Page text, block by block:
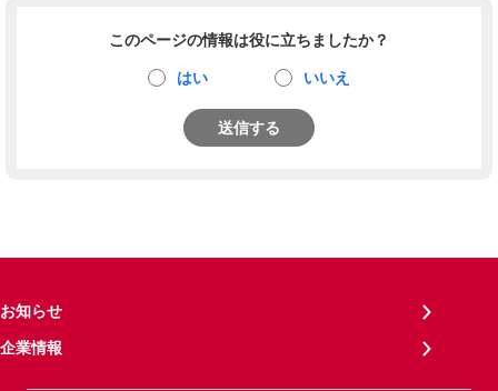
このページの情報は役に立ちましたか？
はい いいえ
送信する
お知らせ
企業情報